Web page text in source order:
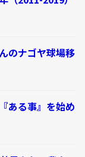
のナゴヤ球場移
ある事』を始め